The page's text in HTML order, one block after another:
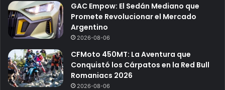
GAC Empow: El Sedán Mediano que
Promete Revolucionar el Mercado
Argentino
2026-08-06
CFMoto 450MT: La Aventura que
Conquistó los Cárpatos en la Red Bull
Romaniacs 2026
2026-08-06